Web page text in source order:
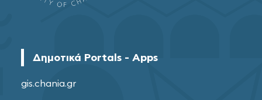
Δημοτικά Portals - Apps
gis.chania.gr